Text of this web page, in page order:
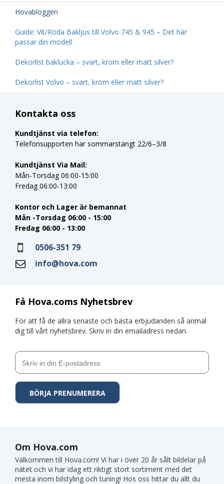
Hovabloggen
Guide: Vit/Röda Bakljus till Volvo 745 & 945 – Det här
passar din modell
Dekorlist baklucka – svart, krom eller matt silver?
Dekorlist Volvo – svart, krom eller matt silver?
Få Hova.coms Nyhetsbrev
För att få de allra senaste och bästa erbjudanden så anmäl
dig till vårt nyhetsbrev. Skriv in din emailadress nedan.
Kontakta oss
Kundtjänst via telefon:
Telefonsupporten har sommarstängt 22/6–3/8
Kundtjänst Via Mail:
Mån-Torsdag 06:00-15:00
Fredag 06:00-13:00
Kontor och Lager är bemannat
Mån -Torsdag 06:00 - 15:00
Fredag 06:00 - 13:00
0506-351 79
info@hova.com
Om Hova.com
Välkommen till Hova.com! Vi har i över 20 år sålt bildelar på
nätet och vi har idag ett riktigt stort sortiment med det
mesta inom bilstyling och tuning! Hos oss hittar du allt du